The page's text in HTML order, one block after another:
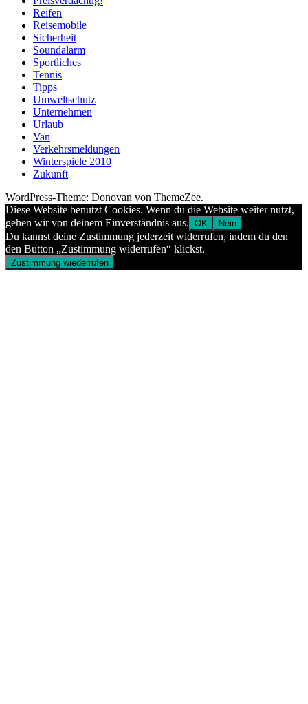
Reifen
Reisemobile
Sicherheit
Soundalarm
Sportliches
Tennis
Tipps
Umweltschutz
Unternehmen
Urlaub
Van
Verkehrsmeldungen
Winterspiele 2010
Zukunft
WordPress-Theme: Donovan von ThemeZee.
Diese Website benutzt Cookies. Wenn du die Website weiter nutzt,
gehen wir von deinem Einverständnis aus. OK Nein
Du kannst deine Zustimmung jederzeit widerrufen, indem du den
den Button „Zustimmung widerrufen“ klickst.
Zustimmung wiederrufen